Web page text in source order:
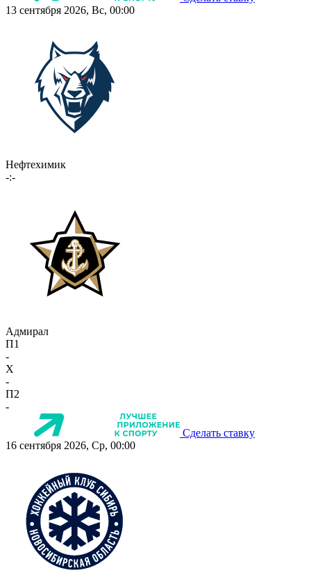
13 сентября 2026, Вс, 00:00
Нефтехимик
-:-
Адмирал
П1
-
X
-
П2
-
Сделать ставку
16 сентября 2026, Ср, 00:00